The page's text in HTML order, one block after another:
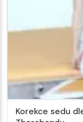
Korekce sedu